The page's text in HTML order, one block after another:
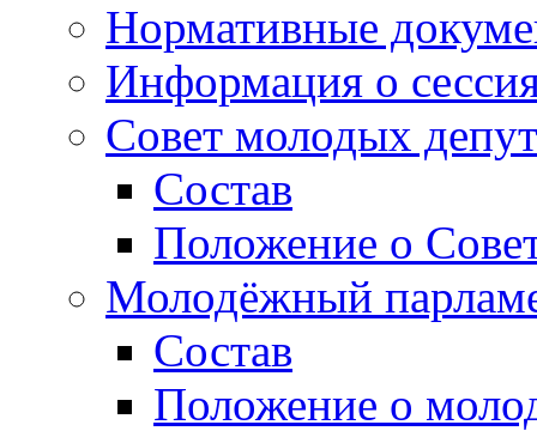
Нормативные
Информация о
Совет молодых
Состав
Положение о
Молодёжный
Состав
Положение о